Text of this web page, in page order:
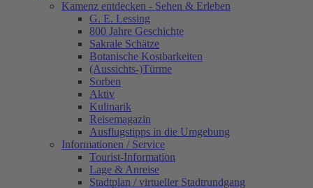
Kamenz entdecken - Sehen & Erleben
G. E. Lessing
800 Jahre Geschichte
Sakrale Schätze
Botanische Kostbarkeiten
(Aussichts-)Türme
Sorben
Aktiv
Kulinarik
Reisemagazin
Ausflugstipps in die Umgebung
Informationen / Service
Tourist-Information
Lage & Anreise
Stadtplan / virtueller Stadtrundgang